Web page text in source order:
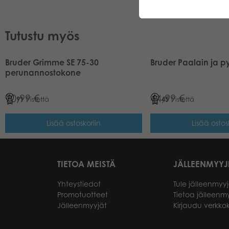
Tutustu myös
Bruder Grimme SE 75-30
perunannostokone
90,99€
91 Pistettä
Lisää ostoskoriin
Bruder Paalain ja
44,99€
45 Pistettä
Lisää
TIETOA MEISTÄ
Yhteystiedot
Promotuotteet
Jälleenmyyjät
Tule
Tietoa
Kirjaudu